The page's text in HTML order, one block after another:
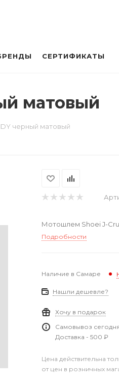
СЕРТИФИКАТЫ
матовый
черный матовый
Мотошлем Shoei J-
Подробности
Наличие в Самаре
Нашли дешевле?
Хочу в подарок
Самовывоз
Доставка - 500 ₽
Цена действительна
от цен в розничных